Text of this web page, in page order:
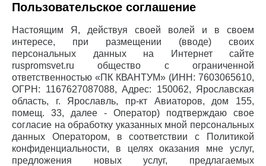
Пользовательское соглашение
Настоящим Я, действуя своей волей и в своем
интересе, при размещении (вводе) своих
персональных данных на Интернет сайте
ruspromsvet.ru общество с ограниченной
ответственностью «ПК КВАНТУМ» (ИНН: 7603065610,
ОГРН: 1167627087088, Адрес: 150062, Ярославская
область, г. Ярославль, пр-кт Авиаторов, дом 155,
помещ. 33, далее - Оператор) подтверждаю свое
согласие на обработку указанных мной персональных
данных Оператором, в соответствии с Политикой
конфиденциальности, в целях оказания мне услуг,
предложения новых услуг, предлагаемых